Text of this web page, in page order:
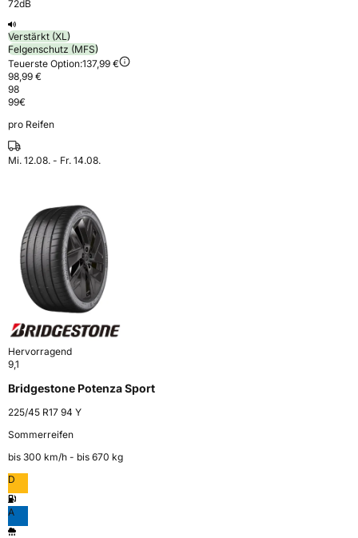
72dB
Verstärkt (XL)
Felgenschutz (MFS)
Teuerste Option:137,99 €
98,99 €
98
99€
pro Reifen
Mi. 12.08. - Fr. 14.08.
Hervorragend
9,1
Bridgestone Potenza Sport
225/45 R17 94 Y
Sommerreifen
bis 300 km⁠/⁠h - bis 670 kg
D
A